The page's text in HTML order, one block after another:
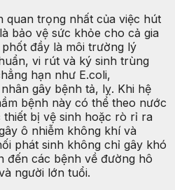
quan trọng nhất của việc hút
bảo vệ sức khỏe cho cả gia
đầy là môi trường lý
vi rút và ký sinh trùng
hạn như E.coli,
gây bệnh tả, lỵ. Khi hệ
bệnh này có thể theo nước
bị vệ sinh hoặc rò rỉ ra
ô nhiễm không khí và
phát sinh không chỉ gây khó
đến các bệnh về đường hô
người lớn tuổi.